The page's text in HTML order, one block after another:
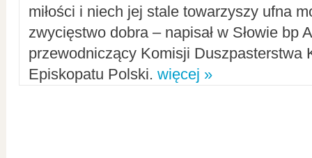
miłości i niech jej stale towarzyszy ufna
zwycięstwo dobra – napisał w Słowie bp
przewodniczący Komisji Duszpasterstwa
Episkopatu Polski. więcej »